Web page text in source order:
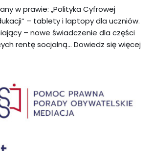
w prawie: „Polityka Cyfrowej
– tablety i laptopy dla uczniów.
– nowe świadczenie dla części
rentę socjalną… Dowiedz się więcej